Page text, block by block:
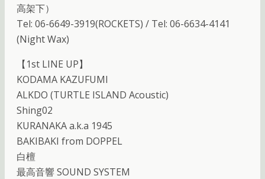
高架下）
Tel: 06-6649-3919(ROCKETS) / Tel: 06-6634-4141
(Night Wax)
【1st LINE UP】
KODAMA KAZUFUMI
ALKDO (TURTLE ISLAND Acoustic)
Shing02
KURANAKA a.k.a 1945
BAKIBAKI from DOPPEL
白檀
最高音響 SOUND SYSTEM